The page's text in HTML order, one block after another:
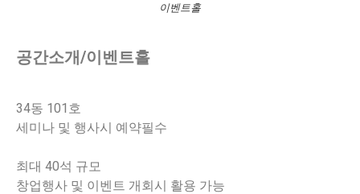
이벤트홀
공간소개/이벤트홀
34동 101호
세미나 및 행사시 예약필수
최대 40석 규모
창업행사 및 이벤트 개회시 활용 가능